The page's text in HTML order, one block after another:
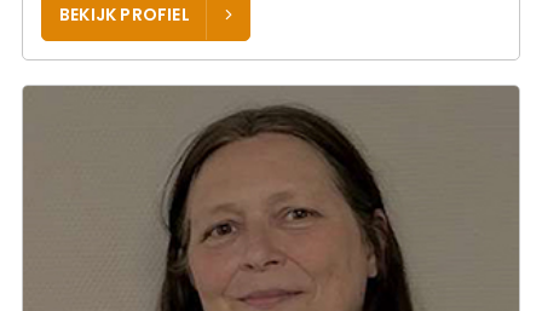
BEKIJK PROFIEL